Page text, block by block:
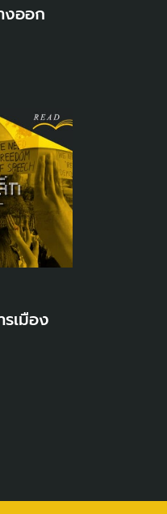
งออก
เมือง